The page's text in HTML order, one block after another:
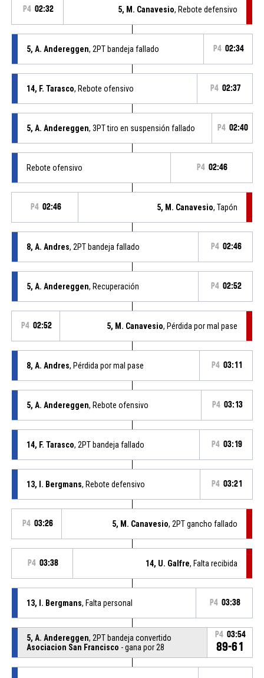
P4 02:32 5, M. Canavesio, Rebote defensivo
5, A. Andereggen, 2PT bandeja fallado P4 02:34
14, F. Tarasco, Rebote ofensivo P4 02:37
5, A. Andereggen, 3PT tiro en suspensión fallado P4 02:40
Rebote ofensivo P4 02:46
P4 02:46 5, M. Canavesio, Tapón
8, A. Andres, 2PT bandeja fallado P4 02:46
5, A. Andereggen, Recuperación P4 02:52
P4 02:52 5, M. Canavesio, Pérdida por mal pase
8, A. Andres, Pérdida por mal pase P4 03:11
5, A. Andereggen, Rebote ofensivo P4 03:13
14, F. Tarasco, 2PT bandeja fallado P4 03:19
13, I. Bergmans, Rebote defensivo P4 03:21
P4 03:26 5, M. Canavesio, 2PT gancho fallado
P4 03:38 14, U. Galfre, Falta recibida
13, I. Bergmans, Falta personal P4 03:38
5, A. Andereggen, 2PT bandeja convertido
Asociacion San Francisco - gana por 28
P4 03:54
89-61